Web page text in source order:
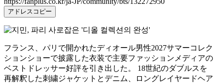
アドレスコピー
フランス、パリで開かれたディオール男性2027サマーコレク
ションショーで披露した衣装で主要ファッションメディアの
ベストドレッサー好評を引き出した。 18世紀のダブルスを
再解釈した刺繍ジャケットとデニム、ロングレイヤードヘア